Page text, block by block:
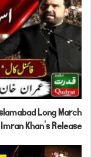
Long March
Khan’s Release